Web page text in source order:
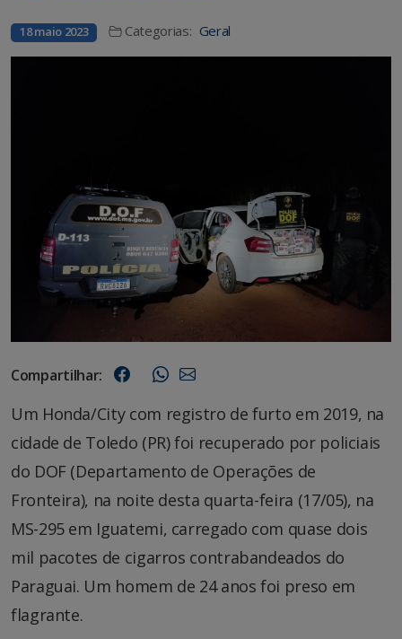
18 maio 2023 Categorias: Geral
Compartilhar:
Um Honda/City com registro de furto em 2019, na
cidade de Toledo (PR) foi recuperado por policiais
do DOF (Departamento de Operações de
Fronteira), na noite desta quarta-feira (17/05), na
MS-295 em Iguatemi, carregado com quase dois
mil pacotes de cigarros contrabandeados do
Paraguai. Um homem de 24 anos foi preso em
flagrante.